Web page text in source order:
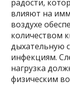
радости,
влияют на
воздухе
количеством
дыхательную
инфекциям.
нагрузка
физическим